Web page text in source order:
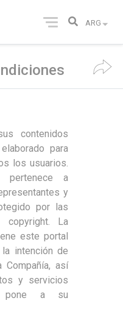
contenidos
para
los usuarios.
pertenece a
y
por las
copyright. La
este portal
intención de
Compañía, así
y servicios
pone a su